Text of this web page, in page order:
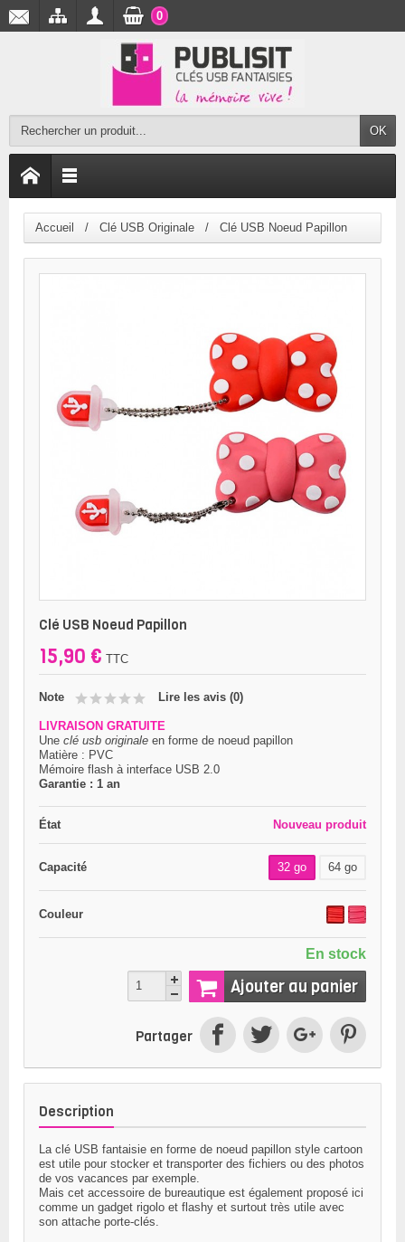
OK
0
Accueil Clé USB Originale Clé USB Noeud Papillon
Clé USB Noeud Papillon
15,90 € TTC
Note Lire les avis (0)
LIVRAISON GRATUITE
Une clé usb originale en forme de noeud papillon
Matière : PVC
Mémoire flash à interface USB 2.0
Garantie : 1 an
État Nouveau produit
Capacité 32 go 64 go
Couleur
En stock
Ajouter au panier
Partager
Description
La clé USB fantaisie en forme de noeud papillon style cartoon
est utile pour stocker et transporter des fichiers ou des photos
de vos vacances par exemple.
Mais cet accessoire de bureautique est également proposé ici
comme un gadget rigolo et flashy et surtout très utile avec
son attache porte-clés.